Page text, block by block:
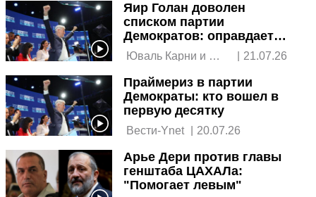
Яир Голан доволен
списком партии
Демократов: оправдает
ли она надежды левого
лагеря
Юваль Карни и
21.07.26
Праймериз в партии
Демократы: кто вошел в
первую десятку
Вести-Ynet | 20.07.26
Арье Дери против главы
генштаба ЦАХАЛа:
"Помогает левым"